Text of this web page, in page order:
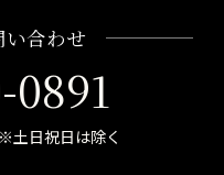
合わせ
0891
日祝日は除く